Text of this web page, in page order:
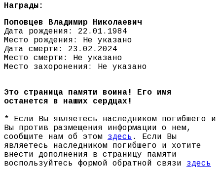
Награды:
Поповцев Владимир Николаевич
Дата рождения: 22.01.1984
Место рождения: Не указано
Дата смерти: 23.02.2024
Место смерти: Не указано
Место захоронения: Не указано
Это страница памяти воина! Его имя
останется в наших сердцах!
* Если Вы являетесь наследником погибшего и
Вы против размещения информации о нем,
сообщите нам об этом здесь . Если Вы
являетесь наследником погибшего и хотите
внести дополнения в страницу памяти
воспользуйтесь формой обратной связи здесь